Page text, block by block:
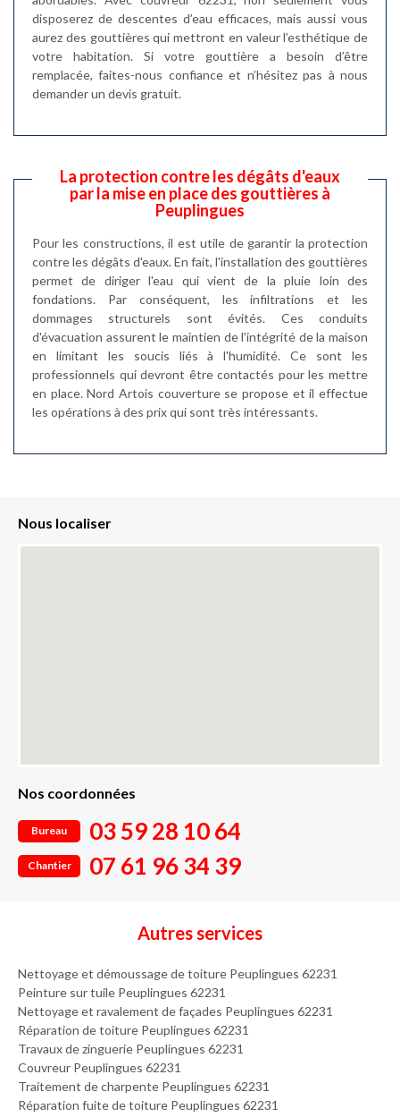
disposerez de descentes d’eau efficaces, mais aussi vous
aurez des gouttières qui mettront en valeur l’esthétique de
votre habitation. Si votre gouttière a besoin d’être
remplacée, faites-nous confiance et n’hésitez pas à nous
demander un devis gratuit.
La protection contre les dégâts d'eaux
par la mise en place des gouttières à
Peuplingues
Pour les constructions, il est utile de garantir la protection
contre les dégâts d'eaux. En fait, l'installation des gouttières
permet de diriger l'eau qui vient de la pluie loin des
fondations. Par conséquent, les infiltrations et les
dommages structurels sont évités. Ces conduits
d'évacuation assurent le maintien de l'intégrité de la maison
en limitant les soucis liés à l'humidité. Ce sont les
professionnels qui devront être contactés pour les mettre
en place. Nord Artois couverture se propose et il effectue
les opérations à des prix qui sont très intéressants.
Nous localiser
Nos coordonnées
Bureau 03 59 28 10 64
Chantier 07 61 96 34 39
Autres services
Nettoyage et démoussage de toiture Peuplingues 62231
Peinture sur tuile Peuplingues 62231
Nettoyage et ravalement de façades Peuplingues 62231
Réparation de toiture Peuplingues 62231
Travaux de zinguerie Peuplingues 62231
Couvreur Peuplingues 62231
Traitement de charpente Peuplingues 62231
Réparation fuite de toiture Peuplingues 62231